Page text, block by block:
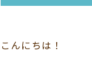
こんにちは！